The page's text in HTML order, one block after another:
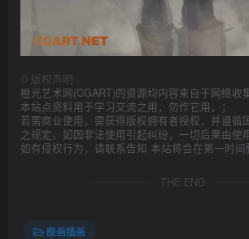
© 版权声明
橙光艺术网(CGART)的资源均内容来自于网络收
本站点资料用于学习交流之用，勿作它用，；
若需商业使用，需获得版权拥有者授权，并遵循
之规定。如因非法使用引起纠纷，一切后果由使
如有侵权行为，请联系告知 本站将会在第一时间
THE END
原画插画